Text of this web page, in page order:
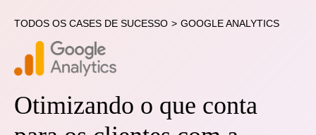
TODOS OS CASES DE SUCESSO > GOOGLE ANALYTICS
Otimizando o que conta